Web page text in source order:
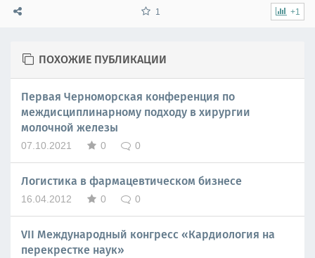
1 +1
ПОХОЖИЕ ПУБЛИКАЦИИ
Первая Черноморская конференция по
междисциплинарному подходу в хирургии
молочной железы
07.10.2021 0 0
Логистика в фармацевтическом бизнесе
16.04.2012 0 0
VII Международный конгресс «Кардиология на
перекрестке наук»